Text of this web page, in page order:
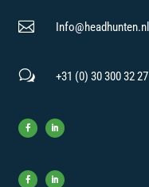
 Info@headhunten.nl
w +31 (0) 30 300 32 27